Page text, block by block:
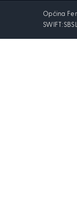
Općina